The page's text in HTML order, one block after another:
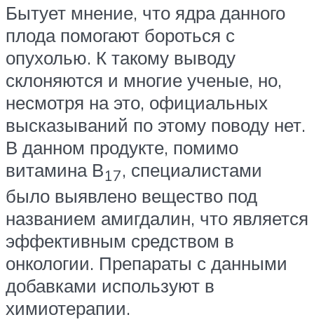
Бытует мнение, что ядра данного
плода помогают бороться с
опухолью. К такому выводу
склоняются и многие ученые, но,
несмотря на это, официальных
высказываний по этому поводу нет.
В данном продукте, помимо
витамина В17, специалистами
было выявлено вещество под
названием амигдалин, что является
эффективным средством в
онкологии. Препараты с данными
добавками используют в
химиотерапии.